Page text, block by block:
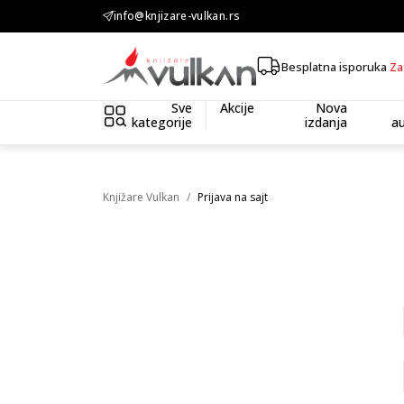
info@knjizare-vulkan.rs
KOLIČINSKI POPUST ::: Dodatnih 10% na tri kupljena artikla
Besplatna isporuka
Sve
kategorije
Akcije
Nova
izdanja
Knjižare Vulkan Prijava na sajt